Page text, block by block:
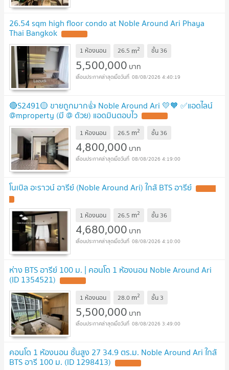
26.54 sqm high floor condo at Noble Around Ari Phaya
Thai Bangkok
1 ห้องนอน 26.5 m2 ชั้น 36
5,500,000 บาท
08/08/2026 4:40:19
🔴S2491🟡 ขายถูกมาก👍 Noble Around Ari 💛🧡 ✅แอดไลน์
@mproperty (มี @ ด้วย) แอดมินตอบไว
1 ห้องนอน 26.5 m2 ชั้น 36
4,800,000 บาท
08/08/2026 4:19:00
โนเบิล อะราวน์ อารีย์ (Noble Around Ari) ใกล้ BTS อารีย์
1 ห้องนอน 26.5 m2 ชั้น 36
4,680,000 บาท
08/08/2026 4:10:00
ห่าง BTS อารีย์ 100 ม. | คอนโด 1 ห้องนอน Noble Around Ari
(ID 1354521)
1 ห้องนอน 28.0 m2 ชั้น 3
5,500,000 บาท
08/08/2026 3:49:00
คอนโด 1 ห้องนอน ชั้นสูง 27 34.9 ตร.ม. Noble Around Ari ใกล้
BTS อารี 100 ม. (ID 1298413)